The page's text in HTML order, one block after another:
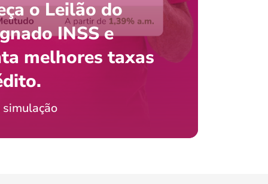
saldo do FGTS pelo
com o celular?
Jordão
o Leilão do
INSS e
melhores taxas
simulação